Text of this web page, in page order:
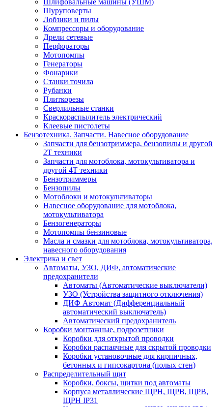
Шлифовальные машины (УШМ)
Шуруповерты
Лобзики и пилы
Компрессоры и оборудование
Дрели сетевые
Перфораторы
Мотопомпы
Генераторы
Фонарики
Станки точила
Рубанки
Плиткорезы
Сверлильные станки
Краскораспылитель электрический
Клеевые пистолеты
Бензотехника. Запчасти. Навесное оборудование
Запчасти для бензотриммера, бензопилы и другой
2Т техники
Запчасти для мотоблока, мотокультиватора и
другой 4Т техники
Бензотриммеры
Бензопилы
Мотоблоки и мотокультиваторы
Навесное оборудование для мотоблока,
мотокультиватора
Бензогенераторы
Мотопомпы бензиновые
Масла и смазки для мотоблока, мотокультиватора,
навесного оборудования
Электрика и свет
Автоматы, УЗО, ДИФ, автоматические
предохранители
Автоматы (Автоматические выключатели)
УЗО (Устройства защитного отключения)
ДИФ Автомат (Дифференциальный
автоматический выключатель)
Автоматический предохранитель
Коробки монтажные, подрозетники
Коробки для открытой проводки
Коробки распаячные для скрытой проводки
Коробки установочные для кирпичных,
бетонных и гипсокартона (полых стен)
Распределительный щит
Коробки, боксы, щитки под автоматы
Корпуса металлические ЩРН, ЩРВ, ЩРВ,
ЩРН IP31